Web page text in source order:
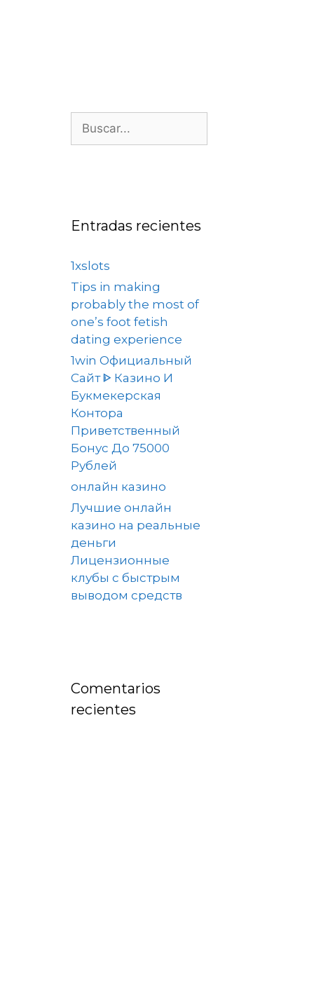
Entradas recientes
1xslots
Tips in making
probably the most of
one’s foot fetish
dating experience
1win Официальный
Сайт ᐈ Казино И
Букмекерская
Контора
Приветственный
Бонус До 75000
Рублей
онлайн казино
Лучшие онлайн
казино на реальные
деньги
Лицензионные
клубы с быстрым
выводом средств
Comentarios
recientes